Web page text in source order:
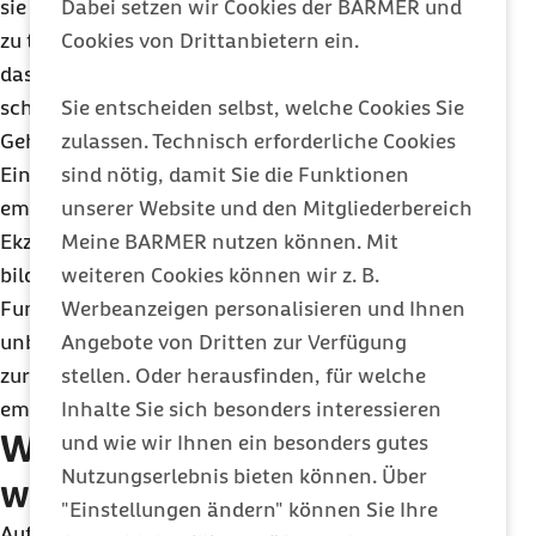
Dabei setzen wir Cookies der BARMER und
Cookies von Drittanbietern ein.
Sie entscheiden selbst, welche Cookies Sie
zulassen. Technisch erforderliche Cookies
sind nötig, damit Sie die Funktionen
unserer Website und den Mitgliederbereich
Meine BARMER nutzen können. Mit
weiteren Cookies können wir z. B.
Werbeanzeigen personalisieren und Ihnen
Angebote von Dritten zur Verfügung
stellen. Oder herausfinden, für welche
Inhalte Sie sich besonders interessieren
und wie wir Ihnen ein besonders gutes
Nutzungserlebnis bieten können. Über
"Einstellungen ändern" können Sie Ihre
sie sogar gefährlich sein. Denn sollte das Stäbchen
zu tief eingeführt werden, kann es beispielsweise
das Trommelfell verletzen. „Wattestäbchen
schieben den Ohrenschmalz noch tiefer in den
Gehörgang. So können Verstopfungen entstehen.
Eine übermäßige Reinigung irritiert zudem die
empfindliche Haut des Gehörgangs, sodass sich
Ekzeme dort verschlechtern oder Entzündungen
bilden können. Um die natürliche und schützende
Funktion des Schmalzes zu bewahren, sollte man
unbedingt auf die Verwendung von Wattestäbchen
zur Reinigung des Gehörganges verzichten“,
empfiehlt Petzold.
Wie sollten Ohren gepflegt
werden?